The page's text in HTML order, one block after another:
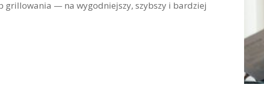
grillowania — na wygodniejszy, szybszy i bardziej